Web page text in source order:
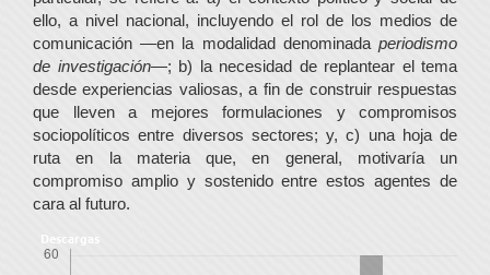
ello, a nivel nacional, incluyendo el rol de los medios de
comunicación —en la modalidad denominada periodismo
de investigación—; b) la necesidad de replantear el tema
desde experiencias valiosas, a fin de construir respuestas
que lleven a mejores formulaciones y compromisos
sociopolíticos entre diversos sectores; y, c) una hoja de
ruta en la materia que, en general, motivaría un
compromiso amplio y sostenido entre estos agentes de
cara al futuro.
Descargas